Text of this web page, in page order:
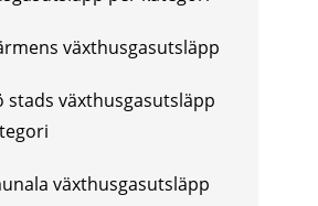
växthusgasutsläpp
stads växthusgasutsläpp
växthusgasutsläpp